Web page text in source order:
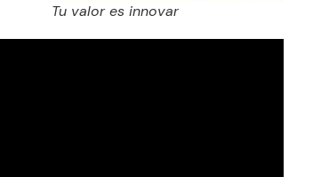
Tu valor es innovar